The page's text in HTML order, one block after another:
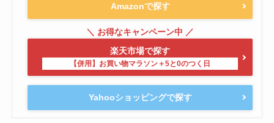
Amazonで探す
楽天市場で探す
Yahooショッピングで探す